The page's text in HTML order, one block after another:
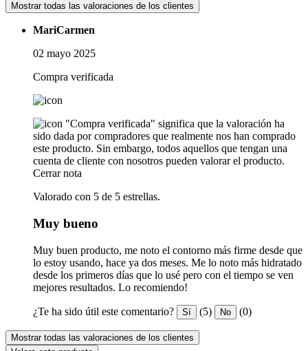
Mostrar todas las valoraciones de los clientes
MariCarmen
02 mayo 2025
Compra verificada
"Compra verificada" significa que la valoración ha
sido dada por compradores que realmente nos han comprado
este producto. Sin embargo, todos aquellos que tengan una
cuenta de cliente con nosotros pueden valorar el producto.
Cerrar nota
Valorado con 5 de 5 estrellas.
Muy bueno
Muy buen producto, me noto el contorno más firme desde que
lo estoy usando, hace ya dos meses. Me lo noto más hidratado
desde los primeros días que lo usé pero con el tiempo se ven
mejores resultados. Lo recomiendo!
¿Te ha sido útil este comentario? Sí (5) No (0)
Mostrar todas las valoraciones de los clientes